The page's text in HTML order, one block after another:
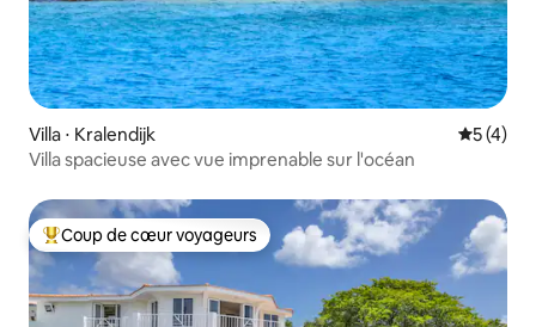
Villa ⋅ Kralendijk
5 (4)
Villa spacieuse avec vue imprenable sur l'océan
Coups de cœur voyageurs les plus appréciés
Coup de cœur voyageurs